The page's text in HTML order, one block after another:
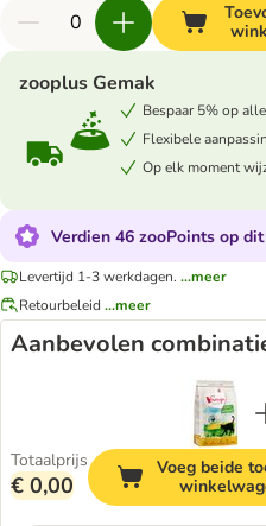
zooplus Gemak
Bespaar 5% op
Flexibele
Op elk moment
Verdien 46 zooPoints op
Levertijd 1-3 werkdagen. ...meer
Retourbeleid ...meer
Aanbevolen
Totaalprijs
€ 0,00
Voeg beide